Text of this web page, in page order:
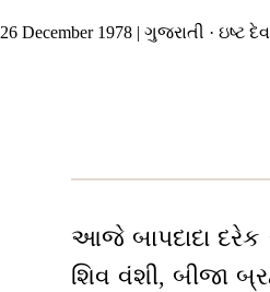
26 December 1978 | ગુજરાતી · ઇષ્ટ
આજે બાપદાદા
શિવ વંશી, બીજા